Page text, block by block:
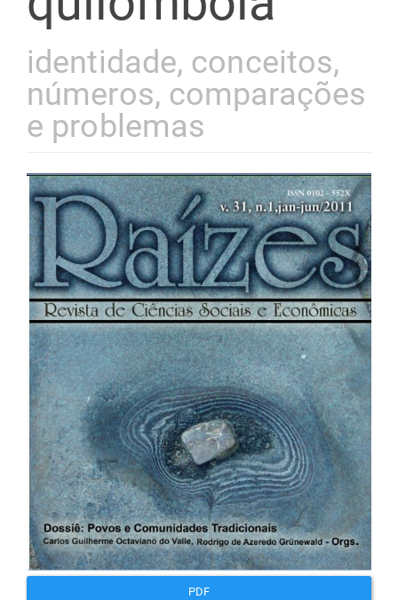
identidade, conceitos,
números, comparações
e problemas
Barra
lateral
de
artigos
PDF